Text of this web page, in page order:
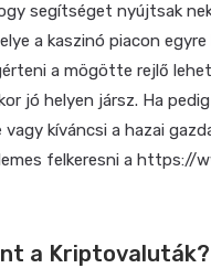
segítséget nyújtsak
a kaszinó piacon
a mögötte rejlő
jó helyen jársz. Ha
vagy kíváncsi a hazai
felkeresni a https://
a Kriptovaluták?